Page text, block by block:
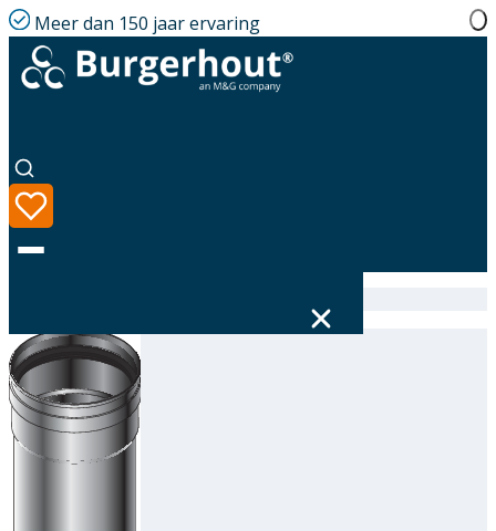
Meer dan 150 jaar ervaring
Taal
Assortiment